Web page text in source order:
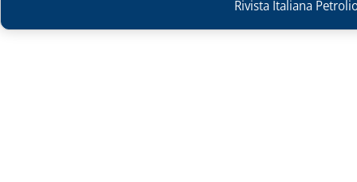
Rivista Italiana